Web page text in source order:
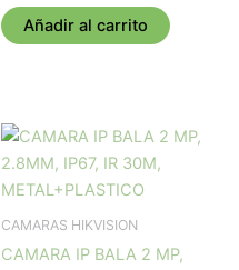
Añadir al carrito
CAMARAS HIKVISION
CAMARA IP BALA 2 MP,